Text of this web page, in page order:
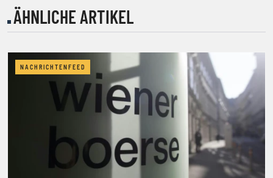
ÄHNLICHE ARTIKEL
NACHRICHTENFEED